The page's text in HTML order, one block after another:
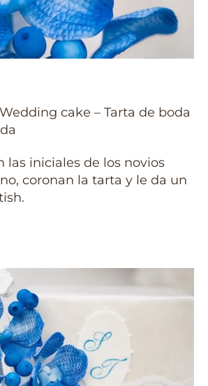
cake – Tarta de boda
las iniciales de los novios
coronan la tarta y le da un